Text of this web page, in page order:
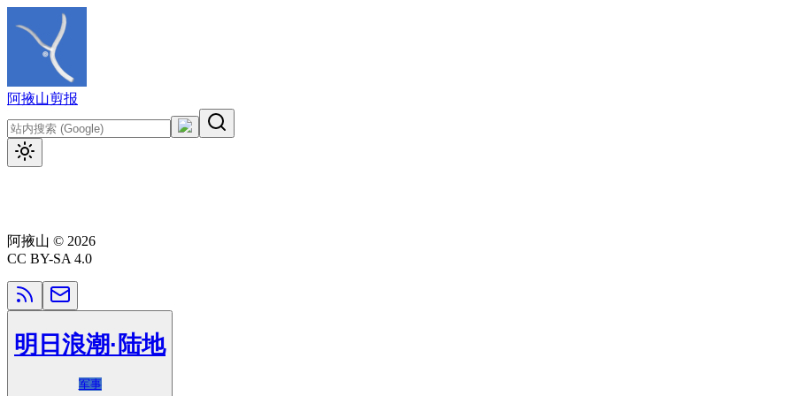
阿掖山剪报
阿掖山 © 2026
CC BY-SA 4.0
明日浪潮·陆地
军事